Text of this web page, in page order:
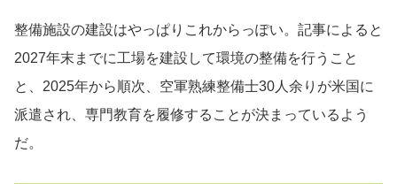
整備施設の建設はやっぱりこれからっぽい。記事によると
2027年末までに工場を建設して環境の整備を行うこと
と、2025年から順次、空軍熟練整備士30人余りが米国に
派遣され、専門教育を履修することが決まっているよう
だ。